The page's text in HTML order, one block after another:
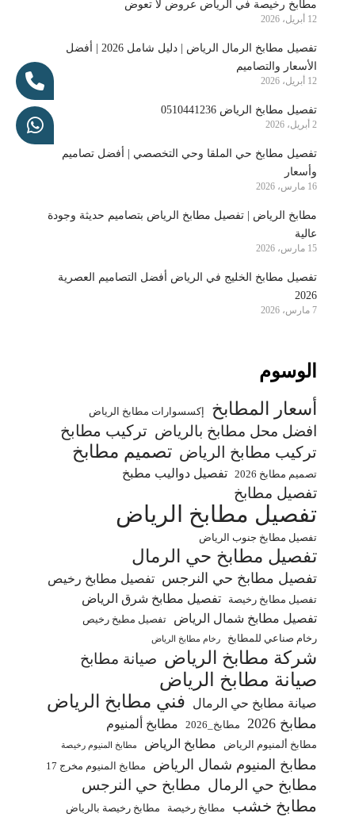
مطابخ رخيصة في الرياض عروض لا تعوض
12 أبريل، 2026
تفصيل مطابخ الرمال الرياض | دليل شامل 2026 | أفضل
الأسعار والتصاميم
12 أبريل، 2026
تفصيل مطابخ الرياض 0510441236
2 أبريل، 2026
تفصيل مطابخ حي الملقا وحي التخصصي | أفضل تصاميم
وأسعار
16 مارس، 2026
مطابخ الرياض | تفصيل مطابخ الرياض بتصاميم حديثة وجودة
عالية
15 مارس، 2026
تفصيل مطابخ الخليج في الرياض أفضل التصاميم العصرية
2026
7 مارس، 2026
الوسوم
أسعار المطابخ إكسسوارات مطابخ الرياض
افضل محل مطابخ بالرياض تركيب مطابخ
تركيب مطابخ الرياض تصميم مطابخ
تصميم مطابخ 2026 تفصيل دواليب مطبخ
تفصيل مطابخ
تفصيل مطابخ الرياض
تفصيل مطابخ جنوب الرياض
تفصيل مطابخ حي الرمال
تفصيل مطابخ حي النرجس تفصيل مطابخ رخيص
تفصيل مطابخ رخيصة
تفصيل مطابخ شرق الرياض
تفصيل مطابخ شمال الرياض
تفصيل مطبخ رخيص
رخام صناعي للمطابخ
رخام مطابخ الرياض
شركة مطابخ الرياض صيانة مطابخ
صيانة مطابخ الرياض
صيانة مطابخ حي الرمال فني مطابخ الرياض
مطابخ 2026 مطابخ_2026 مطابخ ألمنيوم
مطابخ ألمنيوم الرياض مطابخ الرياض مطابخ المنيوم رخيصة
مطابخ المنيوم شمال الرياض مطابخ المنيوم مخرج 17
مطابخ حي الرمال مطابخ حي النرجس
مطابخ خشب مطابخ رخيصة مطابخ رخيصة بالرياض